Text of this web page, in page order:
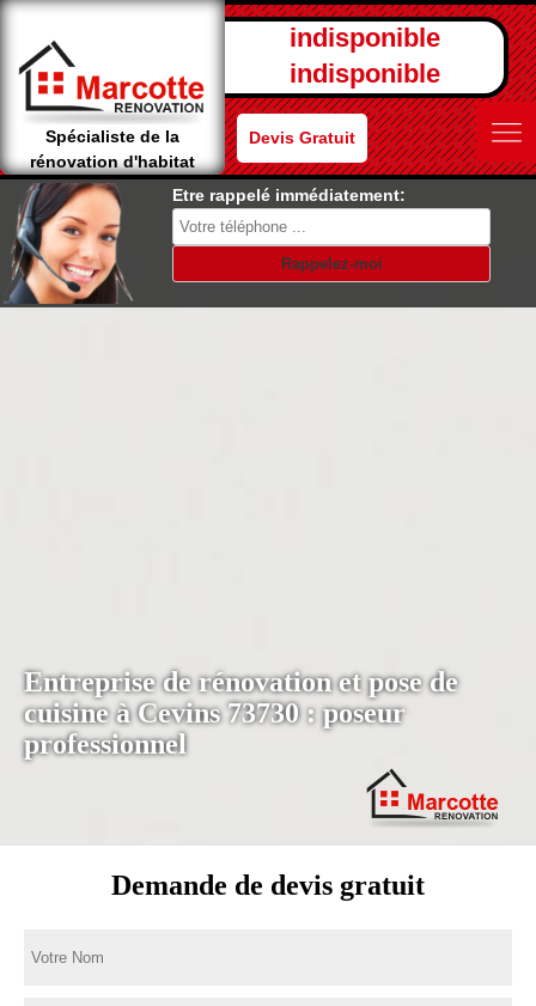
Spécialiste de la
rénovation d'habitat
indisponible
indisponible
Devis Gratuit
Etre rappelé immédiatement:
Entreprise de rénovation et pose de
cuisine à Cevins 73730 : poseur
professionnel
Demande de devis gratuit